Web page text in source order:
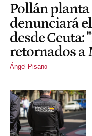
Pollán planta
denunciará
desde Ceuta:
retornados a
Ángel Pisano